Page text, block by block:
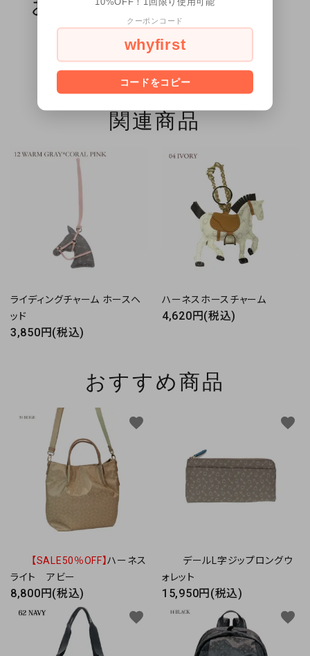
レビューはまだありません
createレビューを書く
関連商品
ライディングチャーム ホースヘ
ッド
3,850円(税込)
ハーネスホースチャーム
4,620円(税込)
おすすめ商品
【SALE50％OFF】ハーネス
ライト アビー
8,800円(税込)
favorite
デールL字ジップロングウ
ォレット
15,950円(税込)
favorite
favorite favorite
クーポンコード
whyfirst
コードをコピー